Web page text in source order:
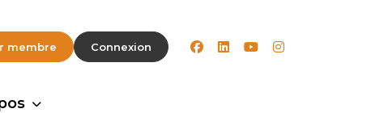
membre Connexion facebook
linkedinyoutubeinstagram